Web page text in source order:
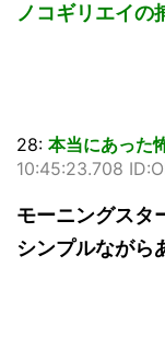
ノコギリエイの
28: 本当にあった
10:45:23.708
モーニングスタ
シンプルながら